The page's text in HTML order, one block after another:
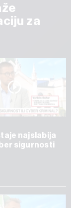
za
najslabija
sigurnosti